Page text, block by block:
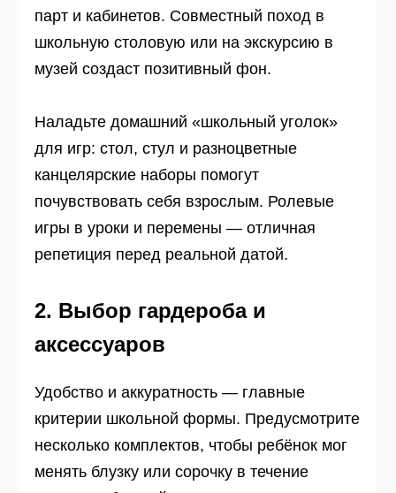
парт и кабинетов. Совместный поход в
школьную столовую или на экскурсию в
музей создаст позитивный фон.
Наладьте домашний «школьный уголок»
для игр: стол, стул и разноцветные
канцелярские наборы помогут
почувствовать себя взрослым. Ролевые
игры в уроки и перемены — отличная
репетиция перед реальной датой.
2. Выбор гардероба и
аксессуаров
Удобство и аккуратность — главные
критерии школьной формы. Предусмотрите
несколько комплектов, чтобы ребёнок мог
менять блузку или сорочку в течение